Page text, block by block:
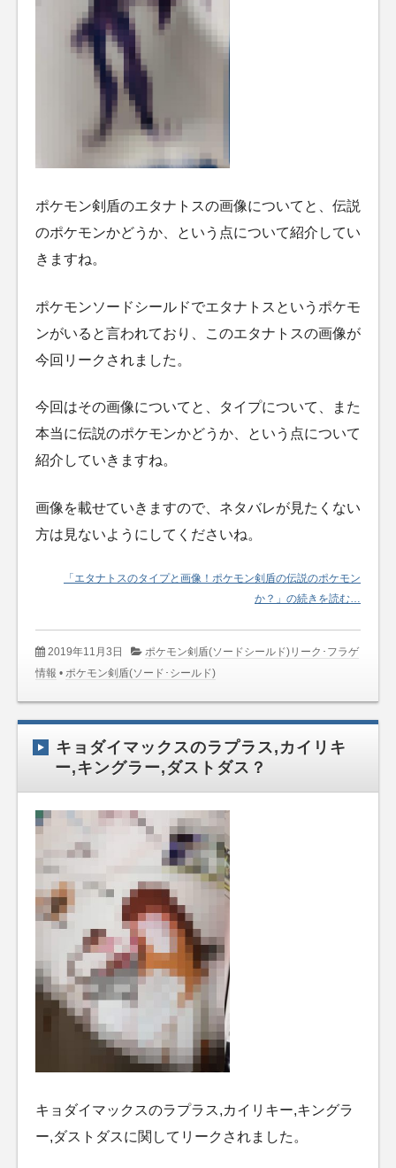
ポケモン剣盾のエタナトスの画像についてと、伝説
のポケモンかどうか、という点について紹介してい
きますね。
ポケモンソードシールドでエタナトスというポケモ
ンがいると言われており、このエタナトスの画像が
今回リークされました。
今回はその画像についてと、タイプについて、また
本当に伝説のポケモンかどうか、という点について
紹介していきますね。
画像を載せていきますので、ネタバレが見たくない
方は見ないようにしてくださいね。
「エタナトスのタイプと画像！ポケモン剣盾の伝説のポケモン
か？」の続きを読む…
2019年11月3日
ポケモン剣盾(ソードシールド)リーク･フラゲ
情報 • ポケモン剣盾(ソード･シールド)
キョダイマックスのラプラス,カイリキ
ー,キングラー,ダストダス？
キョダイマックスのラプラス,カイリキー,キングラ
ー,ダストダスに関してリークされました。